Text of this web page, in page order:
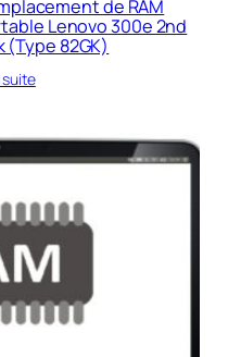
de RAM
Lenovo 300e 2nd
82GK)
suite